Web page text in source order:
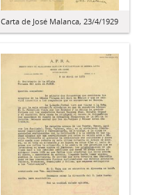
Carta de José Malanca, 23/4/1929